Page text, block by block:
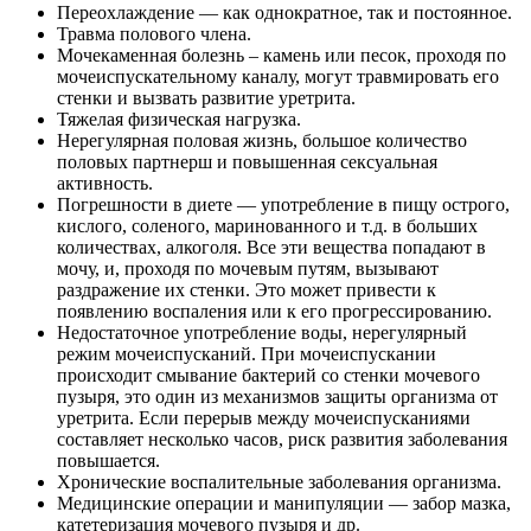
Переохлаждение — как однократное, так и постоянное.
Травма полового члена.
Мочекаменная болезнь – камень или песок, проходя по
мочеиспускательному каналу, могут травмировать его
стенки и вызвать развитие уретрита.
Тяжелая физическая нагрузка.
Нерегулярная половая жизнь, большое количество
половых партнерш и повышенная сексуальная
активность.
Погрешности в диете — употребление в пищу острого,
кислого, соленого, маринованного и т.д. в больших
количествах, алкоголя. Все эти вещества попадают в
мочу, и, проходя по мочевым путям, вызывают
раздражение их стенки. Это может привести к
появлению воспаления или к его прогрессированию.
Недостаточное употребление воды, нерегулярный
режим мочеиспусканий. При мочеиспускании
происходит смывание бактерий со стенки мочевого
пузыря, это один из механизмов защиты организма от
уретрита. Если перерыв между мочеиспусканиями
составляет несколько часов, риск развития заболевания
повышается.
Хронические воспалительные заболевания организма.
Медицинские операции и манипуляции — забор мазка,
катетеризация мочевого пузыря и др.